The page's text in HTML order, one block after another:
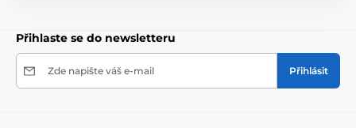
balení 500 g
Přihlaste se do newsletteru
Zde napište váš e-mail Přihlásit